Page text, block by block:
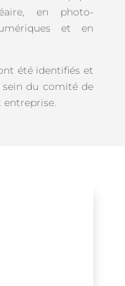
en photo-
et en
été identifiés et
du comité de